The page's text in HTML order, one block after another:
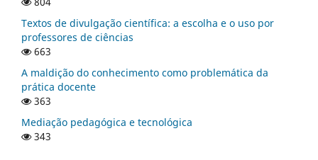
Textos de divulgação científica: a escolha e o uso por
professores de ciências
663
A maldição do conhecimento como problemática da
prática docente
363
Mediação pedagógica e tecnológica
343